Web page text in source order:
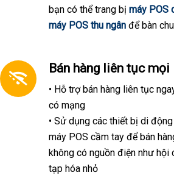
bạn có thể trang bị máy POS
máy POS thu ngân để bàn
Bán hàng liên tục
• Hỗ trợ bán hàng liên tục
có mạng
• Sử dụng các thiết bị di
máy POS cầm tay để bán
không có nguồn điện như hội
tạp hóa nhỏ